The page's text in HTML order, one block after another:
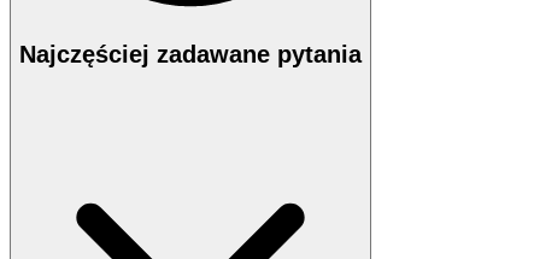
Najczęściej zadawane pytania